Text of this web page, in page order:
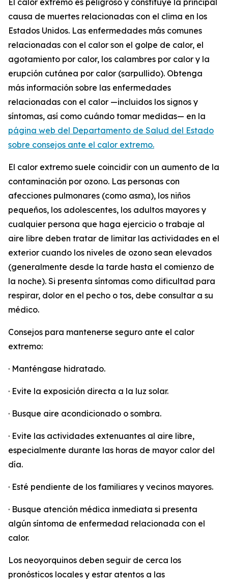
El calor extremo es peligroso y constituye la principal
causa de muertes relacionadas con el clima en los
Estados Unidos. Las enfermedades más comunes
relacionadas con el calor son el golpe de calor, el
agotamiento por calor, los calambres por calor y la
erupción cutánea por calor (sarpullido). Obtenga
más información sobre las enfermedades
relacionadas con el calor —incluidos los signos y
síntomas, así como cuándo tomar medidas— en la
página web del Departamento de Salud del Estado
sobre consejos ante el calor extremo.
El calor extremo suele coincidir con un aumento de la
contaminación por ozono. Las personas con
afecciones pulmonares (como asma), los niños
pequeños, los adolescentes, los adultos mayores y
cualquier persona que haga ejercicio o trabaje al
aire libre deben tratar de limitar las actividades en el
exterior cuando los niveles de ozono sean elevados
(generalmente desde la tarde hasta el comienzo de
la noche). Si presenta síntomas como dificultad para
respirar, dolor en el pecho o tos, debe consultar a su
médico.
Consejos para mantenerse seguro ante el calor
extremo:
· Manténgase hidratado.
· Evite la exposición directa a la luz solar.
· Busque aire acondicionado o sombra.
· Evite las actividades extenuantes al aire libre,
especialmente durante las horas de mayor calor del
día.
· Esté pendiente de los familiares y vecinos mayores.
· Busque atención médica inmediata si presenta
algún síntoma de enfermedad relacionada con el
calor.
Los neoyorquinos deben seguir de cerca los
pronósticos locales y estar atentos a las